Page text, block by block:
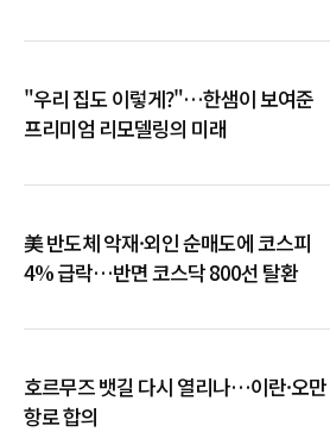
"우리 집도 이렇게?"…한샘이 보여준
프리미엄 리모델링의 미래
美 반도체 악재·외인 순매도에 코스피
4% 급락…반면 코스닥 800선 탈환
호르무즈 뱃길 다시 열리나…이란·오만
항로 합의